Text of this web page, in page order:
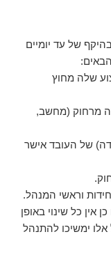
של עד יומיים
שלה מחוץ
מרחוק (מחשב,
של העובד אישר
וראשי המנהל.
אין כל שינוי באופן
ימשיכו להתנהל